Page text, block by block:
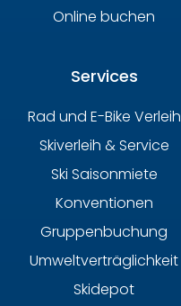
Online buchen
Services
Rad und E-Bike Verleih
Skiverleih & Service
Ski Saisonmiete
Konventionen
Gruppenbuchung
Umweltverträglichkeit
Skidepot